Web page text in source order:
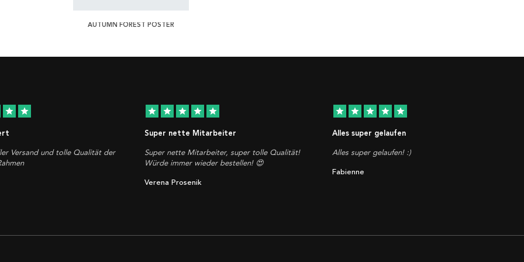
AUTUMN FOREST POSTER
star star
Versand und tolle Qualität der
star star star star star
Super nette Mitarbeiter
Super nette Mitarbeiter, super tolle Qualität!
Würde immer wieder bestellen! 😍
Verena Prosenik
star star star star star
Alles super gelaufen
Alles super gelaufen! :)
Fabienne